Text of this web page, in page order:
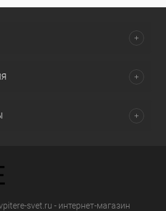
svet.ru - интернет-магазин